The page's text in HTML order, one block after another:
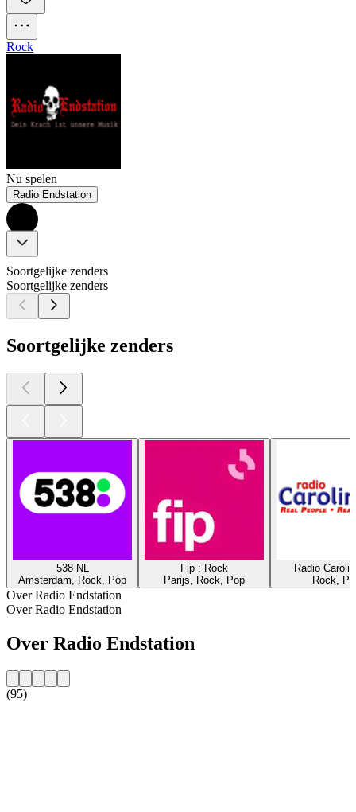
Rock
Nu spelen
Radio Endstation
Soortgelijke zenders
Soortgelijke zenders
Soortgelijke zenders
538 NL
Amsterdam, Rock, Pop
Fip : Rock
Parijs, Rock, Pop
Radio
Rock,
Over Radio Endstation
Over Radio Endstation
Over Radio Endstation
(95)